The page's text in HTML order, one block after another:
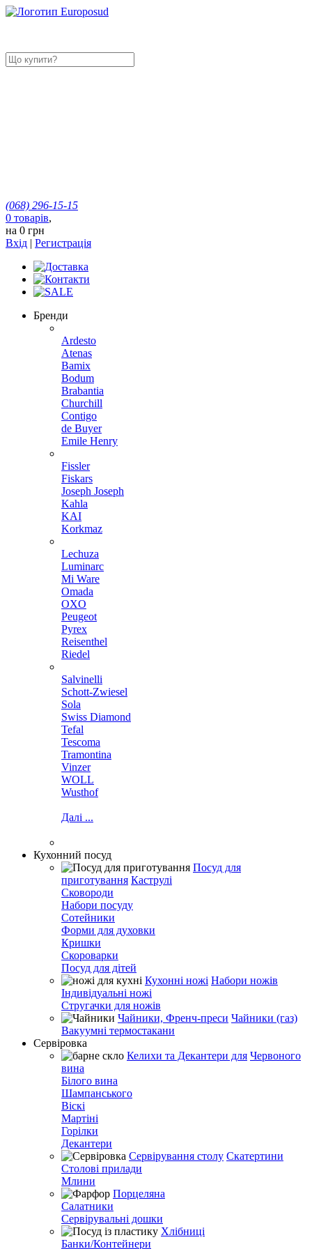
(068) 296-15-15
0 товарів,
на 0 грн
Вхід | Регистрація
Бренди
Ardesto
Atenas
Bamix
Bodum
Brabantia
Churchill
Contigo
de Buyer
Emile Henry
Fissler
Fiskars
Joseph Joseph
Kahla
KAI
Korkmaz
Lechuza
Luminarc
Mi Ware
Omada
OXO
Peugeot
Pyrex
Reisenthel
Riedel
Salvinelli
Schott-Zwiesel
Sola
Swiss Diamond
Tefal
Tescoma
Tramontina
Vinzer
WOLL
Wusthof
Далі ...
Кухонний посуд
Посуд для
приготування Каструлі
Сковороди
Набори посуду
Сотейники
Форми для духовки
Кришки
Скороварки
Посуд для дітей
Кухонні ножі Набори ножів
Індивідуальні ножі
Стругачки для ножів
Чайники, Френч-преси Чайники (газ)
Вакуумні термостакани
Сервіровка
Келихи та Декантери для Червоного
вина
Білого вина
Шампанського
Віскі
Мартіні
Горілки
Декантери
Сервірування столу Скатертини
Столові прилади
Млини
Порцеляна
Салатники
Сервірувальні дошки
Хлібниці
Банки/Контейнери